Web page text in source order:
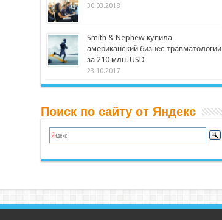
30.03.2018
Smith & Nephew купила
американский бизнес травматологии
за 210 млн. USD
23.10.2017
Поиск по сайту от Яндекс